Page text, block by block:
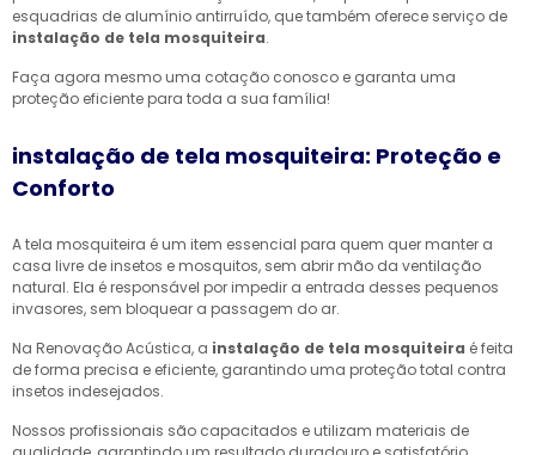
esquadrias de alumínio antirruído, que também oferece serviço de
instalação de tela mosquiteira.
Faça agora mesmo uma cotação conosco e garanta uma
proteção eficiente para toda a sua família!
instalação de tela mosquiteira: Proteção e
Conforto
A tela mosquiteira é um item essencial para quem quer manter a
casa livre de insetos e mosquitos, sem abrir mão da ventilação
natural. Ela é responsável por impedir a entrada desses pequenos
invasores, sem bloquear a passagem do ar.
Na Renovação Acústica, a instalação de tela mosquiteira é feita
de forma precisa e eficiente, garantindo uma proteção total contra
insetos indesejados.
Nossos profissionais são capacitados e utilizam materiais de